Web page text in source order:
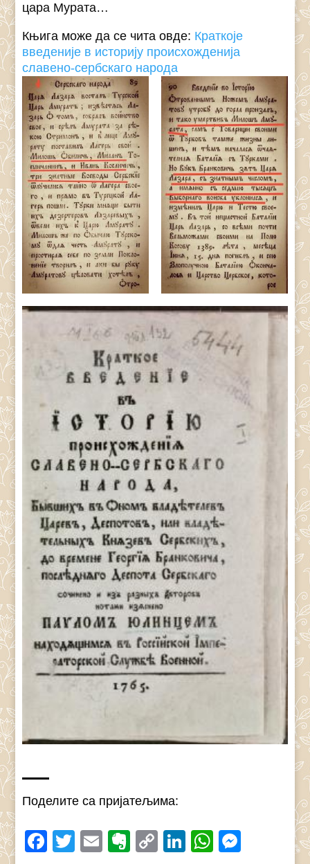
цара Мурата…
Књига може да се чита овде: Краткоје
введеније в историју происхожденија
славено-сербскаго народа
Поделите са пријатељима:
Facebook
Twitter
EmailEvernote
CopyLinkedIn